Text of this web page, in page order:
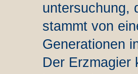
untersuchung,
stammt von
Generationen
Der Erzmagier